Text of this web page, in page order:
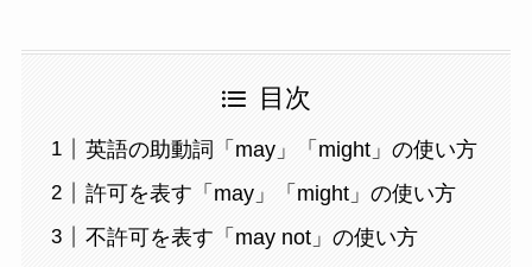
目次
英語の助動詞「may」「might」の使い方
許可を表す「may」「might」の使い方
不許可を表す「may not」の使い方